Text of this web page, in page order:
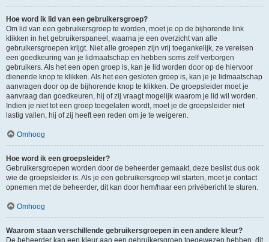
Hoe word ik lid van een gebruikersgroep?
Om lid van een gebruikersgroep te worden, moet je op de bijhorende link
klikken in het gebruikerspaneel, waarna je een overzicht van alle
gebruikersgroepen krijgt. Niet alle groepen zijn vrij toegankelijk, ze vereisen
een goedkeuring van je lidmaatschap en hebben soms zelf verborgen
gebruikers. Als het een open groep is, kan je lid worden door op de hiervoor
dienende knop te klikken. Als het een gesloten groep is, kan je je lidmaatschap
aanvragen door op de bijhorende knop te klikken. De groepsleider moet je
aanvraag dan goedkeuren, hij of zij vraagt mogelijk waarom je lid wil worden.
Indien je niet tot een groep toegelaten wordt, moet je de groepsleider niet
lastig vallen, hij of zij heeft een reden om je te weigeren.
Omhoog
Hoe word ik een groepsleider?
Gebruikersgroepen worden door de beheerder gemaakt, deze beslist dus ook
wie de groepsleider is. Als je een gebruikersgroep wil starten, moet je contact
opnemen met de beheerder, dit kan door hem/haar een privébericht te sturen.
Omhoog
Waarom staan verschillende gebruikersgroepen in een andere kleur?
De beheerder kan een kleur aan een gebruikersgroep toegewezen hebben, dit